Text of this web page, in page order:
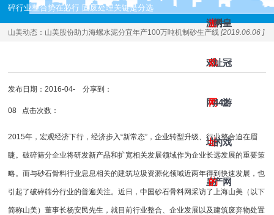
游
戏
网
址-
皇
游
戏
网
址
的
网
址
442
的
产
件皇
冠
游
戏
网
碎行业整合势在必行 固废处理关键是分选
山美动态： 山美股份助力海螺水泥分宜年产100万吨机制砂生产线 [2019.06.06 ]
分享到：
发布日期：2016-04-
08 点击次数：
2015年，宏观经济下行，经济步入“新常态”，企业转型升级、行业整合迫在眉
睫。破碎筛分企业将研发新产品和扩宽相关发展领域作为企业长远发展的重要策
略。而与砂石骨料行业息息相关的建筑垃圾资源化领域近两年得到快速发展，也
引起了破碎筛分行业的普遍关注。近日，中国砂石骨料网采访了上海山美（以下
简称山美）董事长杨安民先生，就目前行业整合、企业发展以及建筑废弃物处置